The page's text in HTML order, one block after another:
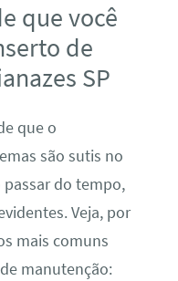
que você
de
SP
que o
são sutis no
do tempo,
Veja, por
mais comuns
manutenção: